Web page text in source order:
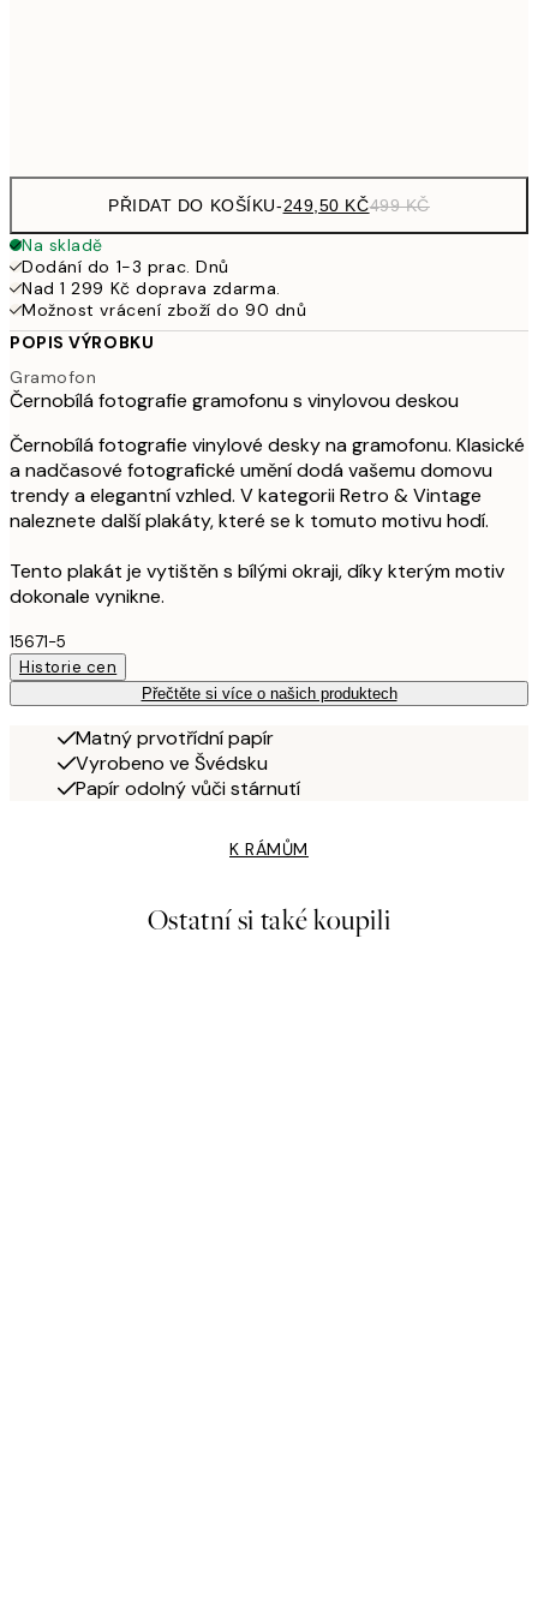
PŘIDAT DO KOŠÍKU-249,50 KČ499 KČ
Na skladě
Dodání do 1-3 prac. Dnů
Nad 1 299 Kč doprava zdarma.
Možnost vrácení zboží do 90 dnů
POPIS VÝROBKU
Gramofon
Černobílá fotografie gramofonu s vinylovou deskou
Černobílá fotografie vinylové desky na gramofonu. Klasické
a nadčasové fotografické umění dodá vašemu domovu
trendy a elegantní vzhled. V kategorii Retro & Vintage
naleznete další plakáty, které se k tomuto motivu hodí.
Tento plakát je vytištěn s bílými okraji, díky kterým motiv
dokonale vynikne.
15671-5
Historie cen
Přečtěte si více o našich produktech
Matný prvotřídní papír
Vyrobeno ve Švédsku
Papír odolný vůči stárnutí
K RÁMŮM
Ostatní si také koupili